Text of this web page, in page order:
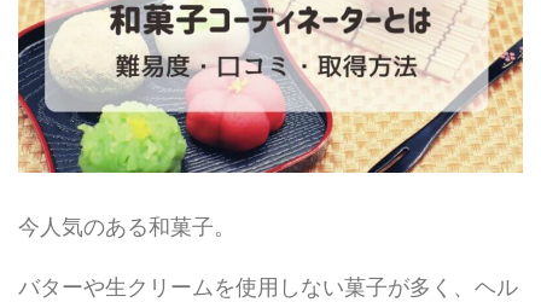
今人気のある和菓子。
バターや生クリームを使用しない菓子が多く、ヘル